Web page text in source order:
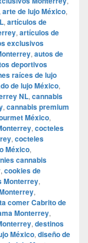
arte de lujo México,
, artículos de
, artículos de
exclusivos
, autos de
deportivos
raíces de lujo
de lujo México,
NL, cannabis
, cannabis premium
México,
, cocteles
, cocteles
México,
cannabis
, cookies de
Monterrey,
,
comer Cabrito de
Monterrey,
, destinos
México, diseño de